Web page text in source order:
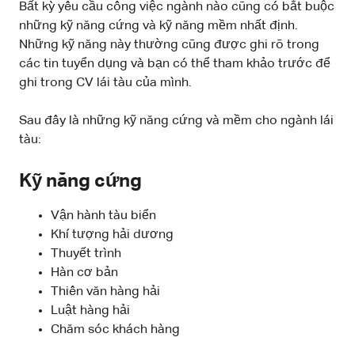
Bất kỳ yêu cầu công việc ngành nào cũng có bắt buộc
những kỹ năng cứng và kỹ năng mềm nhất định.
Những kỹ năng này thường cũng được ghi rõ trong
các tin tuyển dụng và bạn có thể tham khảo trước để
ghi trong CV lái tàu của mình.
Sau đây là những kỹ năng cứng và mềm cho ngành lái
tàu:
Kỹ năng cứng
Vận hành tàu biển
Khí tượng hải dương
Thuyết trình
Hàn cơ bản
Thiên văn hàng hải
Luật hàng hải
Chăm sóc khách hàng